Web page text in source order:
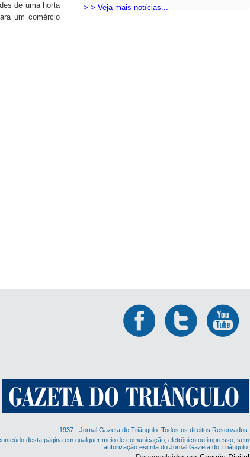
de uma horta
um comércio
> > Veja mais notícias...
1937 - Jornal Gazeta do Triângulo. Todos os direitos Reservados.
desta página em qualquer meio de comunicação, eletrônico ou impresso, sem
autorização escrita do Jornal Gazeta do Triângulo.